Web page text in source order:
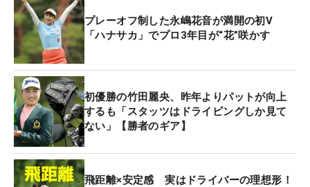
横山珠々奈（アマ）
伊藤二花（アマ）
稲垣那奈子
種子田香夏
神谷もも（アマ）
淺井咲希
プレーオフ制した永嶋花音が満開の初V
「ハナサカ」でプロ3年目が“花”咲かす
初優勝の竹田麗央、昨年よりパットが向上
するも「スタッツはドライビングしか見て
ない」【勝者のギア】
飛距離×安定感 実はドライバーの理想形！